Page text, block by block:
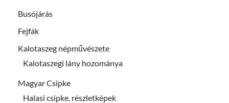
Busójárás
Fejfák
Kalotaszeg népművészete
Kalotaszegi lány hozománya
Magyar Csipke
Halasi csipke, részletképek